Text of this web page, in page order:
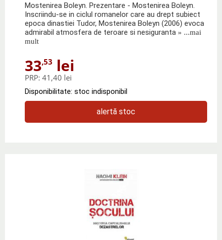
Mostenirea Boleyn. Prezentare - Mostenirea Boleyn.
Inscriindu-se in ciclul romanelor care au drept subiect
epoca dinastiei Tudor, Mostenirea Boleyn (2006) evoca
admirabil atmosfera de teroare si nesiguranta » ...mai
mult
33,53 lei
PRP: 41,40 lei
Disponibilitate: stoc indisponibil
alertă stoc